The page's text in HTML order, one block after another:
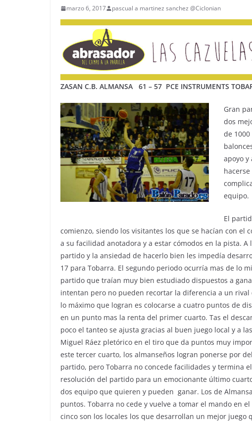
marzo 6, 2017 pascual a martinez sanchez @Ciclonian
ZASAN C.B. ALMANSA 61 – 57 PCE INSTRUMENTS
Gran
dos
de
apoyo
equipo.
El
comienzo, siendo los visitantes los que se hacían con
a su facilidad anotadora y a estar cómodos en la pista.
partido y la ansiedad de hacerlo bien les impedía
17 para Tobarra. El segundo periodo ocurría mas de lo
partido que traían muy bien estudiado dispuestos a
intentan pero no pueden recortar la diferencia a un
lo máximo que logran es colocarse a cuatro puntos de
en un punto mas la renta del primer cuarto. Tas el
poco el tanteo se ajusta gracias al buen juego local y a
Miguel Ráez pletórico en el tiro que da puntos muy
este tercer cuarto, los almanseños logran ponerse por
partido, pero Tobarra no concede facilidades y termina
resolución del partido para un emocionante último
dos equipo que quieren y pueden ganar. Los de
puntos. Tobarra no cede y vuelve a tomar el mando en
cinco son los locales los que desarrollan un mejor